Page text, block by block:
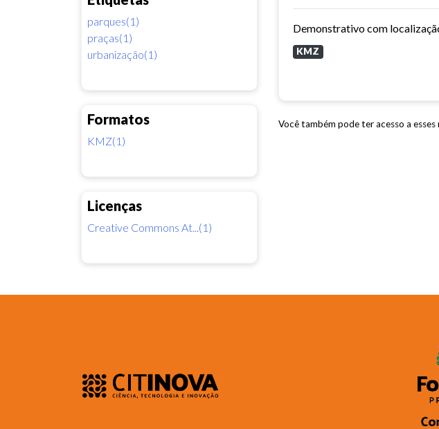
parques(1)
praças(1)
urbanização(1)
Formatos
KMZ(1)
Licenças
Creative Commons At...(1)
KMZ
Você também pode ter acesso a